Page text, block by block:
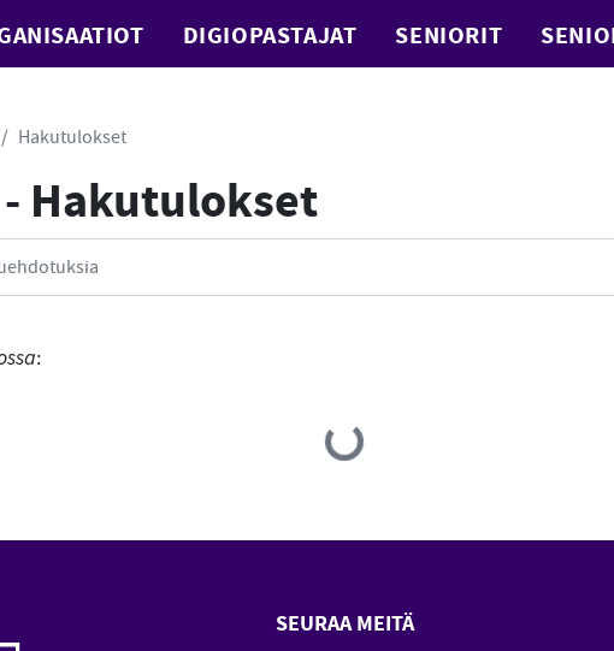
DIGIOPASTAJAT SENIORIT
Hakutulokset
Hakutulokset
:
Loading...
SEURAA MEITÄ